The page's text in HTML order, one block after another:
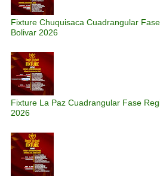
Fixture Chuquisaca Cuadrangular
Bolivar 2026
Fixture La Paz Cuadrangular Fase
2026